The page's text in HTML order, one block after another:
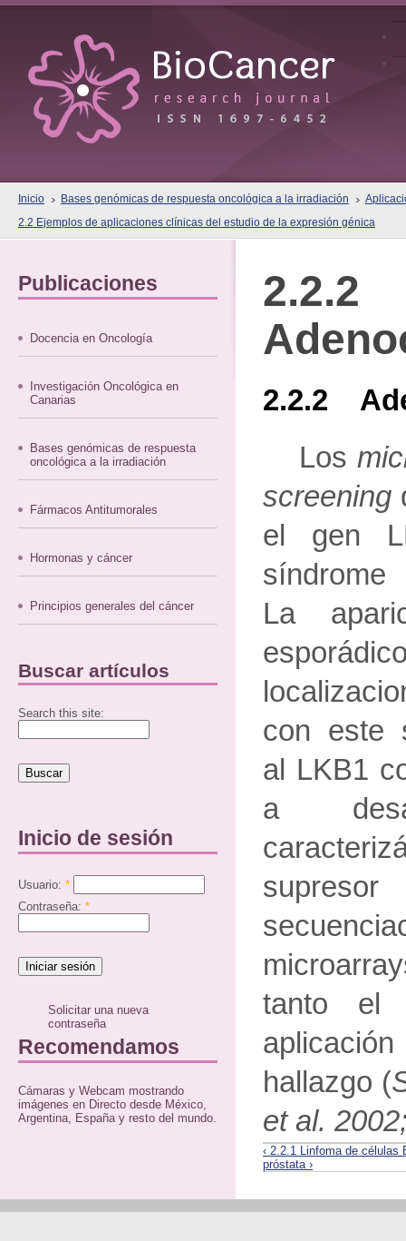
Inicio Bases genómicas de respuesta oncológica a la irradiación
2.2 Ejemplos de aplicaciones clínicas del estudio de la expresión génica
Publicaciones
Docencia en Oncología
Investigación Oncológica en
Canarias
Bases genómicas de respuesta
oncológica a la irradiación
Fármacos Antitumorales
Hormonas y cáncer
Principios generales del cáncer
Buscar artículos
Search this site:
Inicio de sesión
Usuario: *
Contraseña: *
Solicitar una nueva
contraseña
Recomendamos
Cámaras y Webcam mostrando
imágenes en Directo desde México,
Argentina, España y resto del mundo.
2.2.2
2.2.2
Los
screening
el gen
síndrome
La
con este
al LKB1
a
tanto el
hallazgo (
et al.
‹ 2.2.1 Linfoma de células
próstata ›